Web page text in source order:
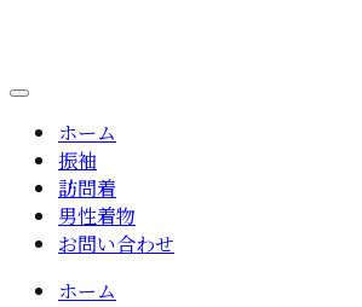
ホーム
振袖
訪問着
男性着物
お問い合わせ
ホーム